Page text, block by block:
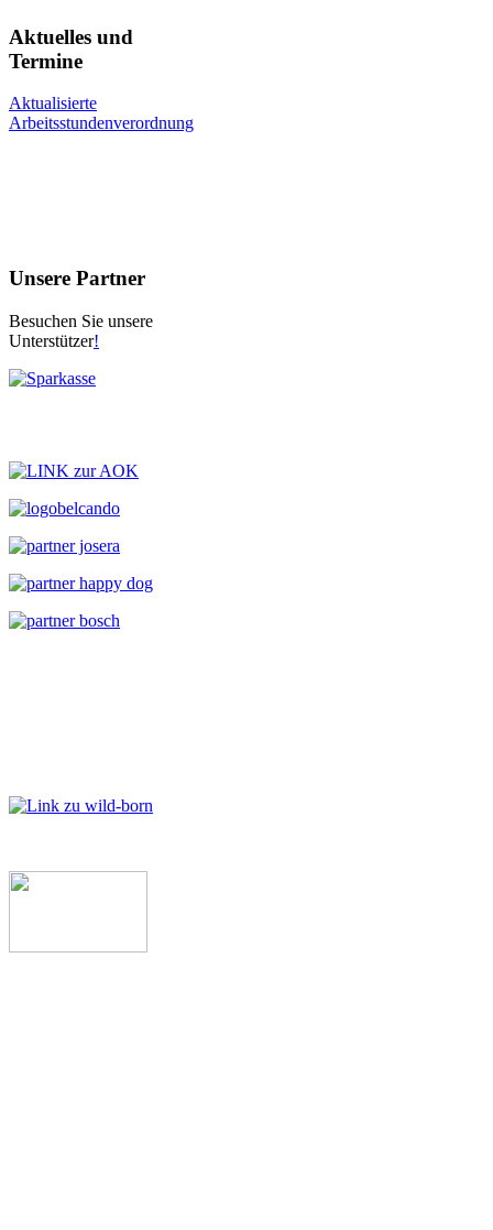
Aktuelles und
Termine
Aktualisierte
Arbeitsstundenverordnung
Unsere Partner
Besuchen Sie unsere
Unterstützer!